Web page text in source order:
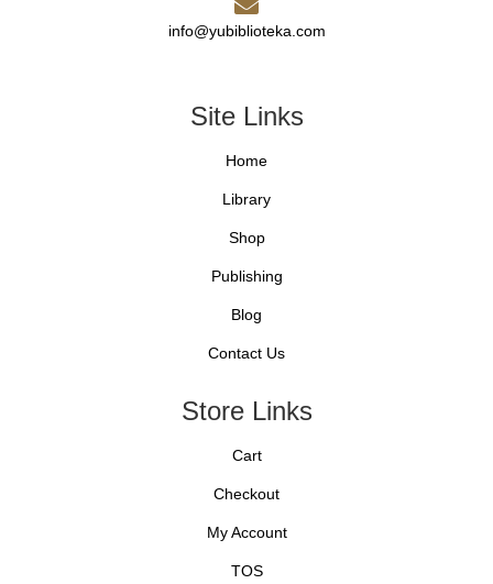
info@yubiblioteka.com
Site Links
Home
Library
Shop
Publishing
Blog
Contact Us
Store Links
Cart
Checkout
My Account
TOS